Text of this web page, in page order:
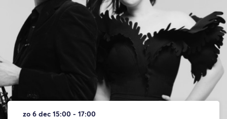
zo 6 dec 15:00 - 17:00